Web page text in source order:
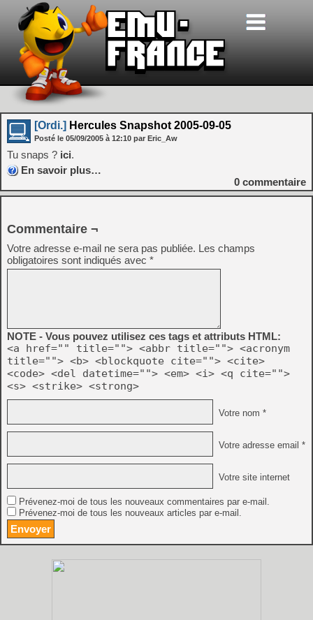
[Ordi.] Hercules Snapshot 2005-09-05
Posté le 05/09/2005 à 12:10 par Eric_Aw
Tu snaps ? ici.
En savoir plus…
0 commentaire
Commentaire ¬
Votre adresse e-mail ne sera pas publiée. Les champs
obligatoires sont indiqués avec *
NOTE - Vous pouvez utilisez ces tags et attributs HTML:
<a href="" title=""> <abbr title=""> <acronym
title=""> <b> <blockquote cite=""> <cite>
<code> <del datetime=""> <em> <i> <q cite="">
<s> <strike> <strong>
Votre nom *
Votre adresse email *
Votre site internet
Prévenez-moi de tous les nouveaux commentaires par e-mail.
Prévenez-moi de tous les nouveaux articles par e-mail.